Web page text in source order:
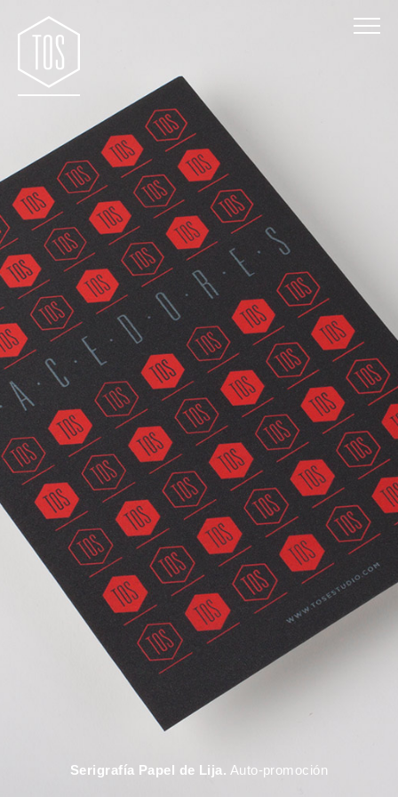
Serigrafía Papel de Lija. Auto-promoción